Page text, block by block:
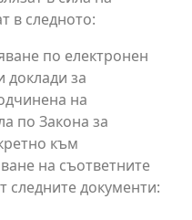
в следното:
по електронен
за
на
по Закона за
към
на съответните
следните документи: